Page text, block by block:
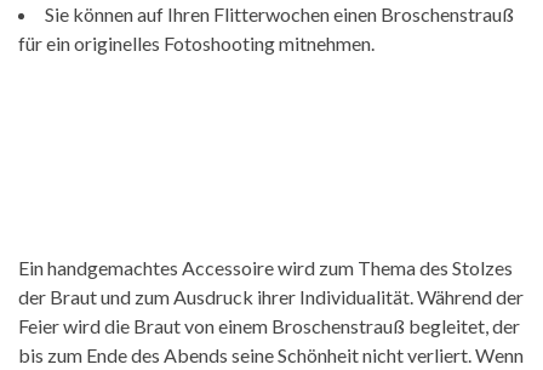
Sie können auf Ihren Flitterwochen einen Broschenstrauß
für ein originelles Fotoshooting mitnehmen.
Ein handgemachtes Accessoire wird zum Thema des Stolzes
der Braut und zum Ausdruck ihrer Individualität. Während der
Feier wird die Braut von einem Broschenstrauß begleitet, der
bis zum Ende des Abends seine Schönheit nicht verliert. Wenn